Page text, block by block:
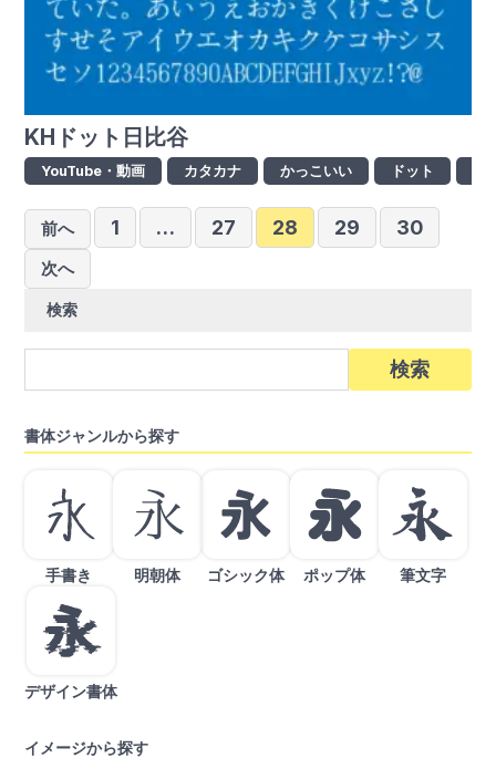
KHドット日比谷
YouTube・動画 カタカナ かっこいい ドット
投
稿
ー
ジ
り
前へ 1 … 27 28 29 30
次へ
検索
書体ジャンルから探す
手書き 明朝体 ゴシック体 ポップ体 筆文字
デザイン書体
イメージから探す